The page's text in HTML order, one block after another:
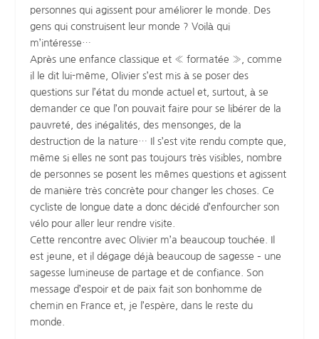
personnes qui agissent pour améliorer le monde. Des
gens qui construisent leur monde ? Voilà qui
m’intéresse…
Après une enfance classique et « formatée », comme
il le dit lui-même, Olivier s’est mis à se poser des
questions sur l’état du monde actuel et, surtout, à se
demander ce que l’on pouvait faire pour se libérer de la
pauvreté, des inégalités, des mensonges, de la
destruction de la nature… Il s’est vite rendu compte que,
même si elles ne sont pas toujours très visibles, nombre
de personnes se posent les mêmes questions et agissent
de manière très concrète pour changer les choses. Ce
cycliste de longue date a donc décidé d’enfourcher son
vélo pour aller leur rendre visite.
Cette rencontre avec Olivier m’a beaucoup touchée. Il
est jeune, et il dégage déjà beaucoup de sagesse – une
sagesse lumineuse de partage et de confiance. Son
message d’espoir et de paix fait son bonhomme de
chemin en France et, je l’espère, dans le reste du
monde.